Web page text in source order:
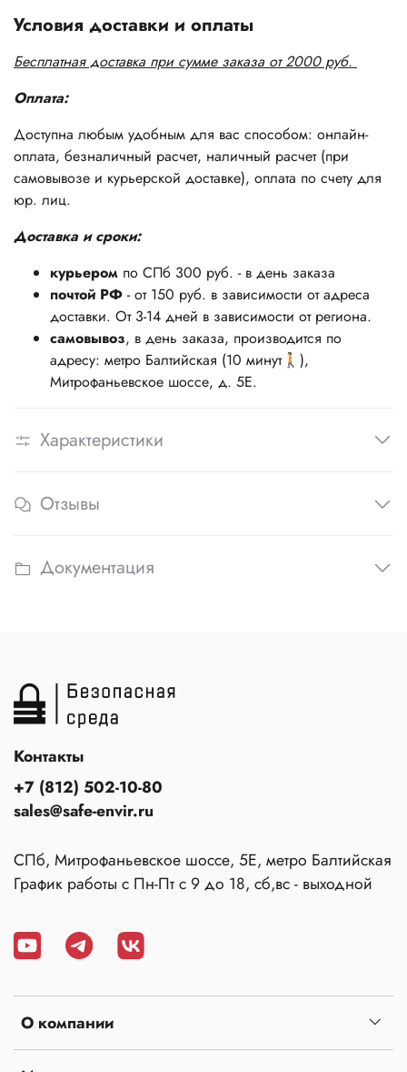
Условия доставки и оплаты
Бесплатная доставка при сумме заказа от 2000 руб.
Оплата:
Доступна любым удобным для вас способом: онлайн-
оплата, безналичный расчет, наличный расчет (при
самовывозе и курьерской доставке), оплата по счету для
юр. лиц.
Доставка и сроки:
курьером по СПб 300 руб. - в день заказа
почтой РФ - от 150 руб. в зависимости от адреса
доставки. От 3-14 дней в зависимости от региона.
самовывоз, в день заказа, производится по
адресу: метро Балтийская (10 минут🚶),
Митрофаньевское шоссе, д. 5Е.
Характеристики
Отзывы
Документация
О компании
Контакты
+7 (812) 502-10-80
sales@safe-envir.ru
СПб, Митрофаньевское шоссе, 5Е, метро Балтийская
График работы с Пн-Пт с 9 до 18, сб,вс - выходной